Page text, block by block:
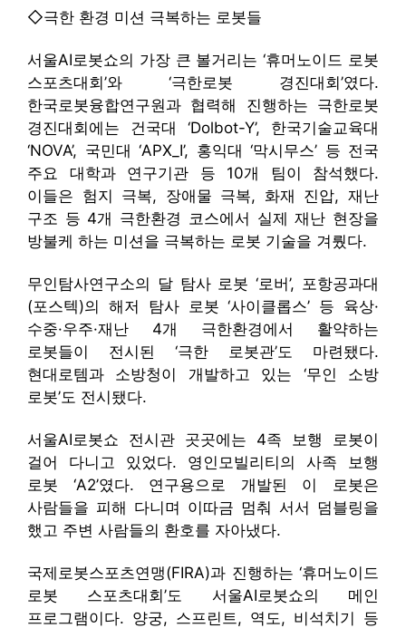
◇극한 환경 미션 극복하는 로봇들
서울AI로봇쇼의 가장 큰 볼거리는 ‘휴머노이드 로봇
스포츠대회’와 ‘극한로봇 경진대회’였다.
한국로봇융합연구원과 협력해 진행하는 극한로봇
경진대회에는 건국대 ‘Dolbot-Y’, 한국기술교육대
‘NOVA’, 국민대 ‘APX_I’, 홍익대 ‘막시무스’ 등 전국
주요 대학과 연구기관 등 10개 팀이 참석했다.
이들은 험지 극복, 장애물 극복, 화재 진압, 재난
구조 등 4개 극한환경 코스에서 실제 재난 현장을
방불케 하는 미션을 극복하는 로봇 기술을 겨뤘다.
무인탐사연구소의 달 탐사 로봇 ‘로버’, 포항공과대
(포스텍)의 해저 탐사 로봇 ‘사이클롭스’ 등 육상·
수중·우주·재난 4개 극한환경에서 활약하는
로봇들이 전시된 ‘극한 로봇관’도 마련됐다.
현대로템과 소방청이 개발하고 있는 ‘무인 소방
로봇’도 전시됐다.
서울AI로봇쇼 전시관 곳곳에는 4족 보행 로봇이
걸어 다니고 있었다. 영인모빌리티의 사족 보행
로봇 ‘A2’였다. 연구용으로 개발된 이 로봇은
사람들을 피해 다니며 이따금 멈춰 서서 덤블링을
했고 주변 사람들의 환호를 자아냈다.
국제로봇스포츠연맹(FIRA)과 진행하는 ‘휴머노이드
로봇 스포츠대회’도 서울AI로봇쇼의 메인
프로그램이다. 양궁, 스프린트, 역도, 비석치기 등